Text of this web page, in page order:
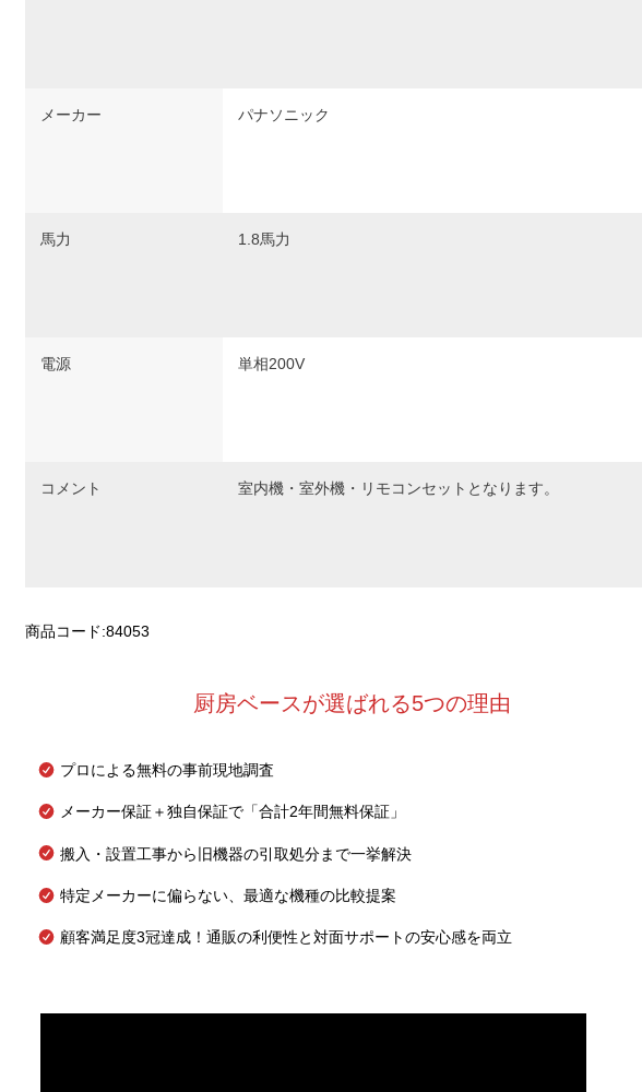
メーカー パナソニック
馬力 1.8馬力
電源 単相200V
コメント 室内機・室外機・リモコンセットとなります。
商品コード:84053
厨房ベースが選ばれる5つの理由
プロによる無料の事前現地調査
メーカー保証＋独自保証で「合計2年間無料保証」
搬入・設置工事から旧機器の引取処分まで一挙解決
特定メーカーに偏らない、最適な機種の比較提案
顧客満足度3冠達成！通販の利便性と対面サポートの安心感を両立